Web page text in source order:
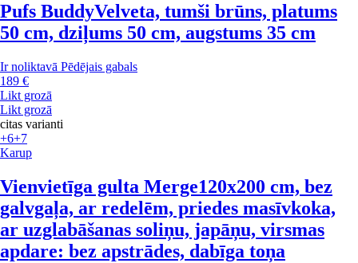
Pufs BuddyVelveta, tumši brūns, platums
50 cm, dziļums 50 cm, augstums 35 cm
Ir noliktavā Pēdējais gabals
189 €
Likt grozā
Likt grozā
citas varianti
+6+7
Karup
Vienvietīga gulta Merge120x200 cm, bez
galvgaļa, ar redelēm, priedes masīvkoka,
ar uzglabāšanas soliņu, japāņu, virsmas
apdare: bez apstrādes, dabīga toņa